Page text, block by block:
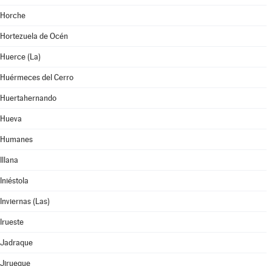
Horche
Hortezuela de Océn
Huerce (La)
Huérmeces del Cerro
Huertahernando
Hueva
Humanes
Illana
Iniéstola
Inviernas (Las)
Irueste
Jadraque
Jirueque